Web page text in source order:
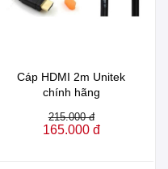
Cáp HDMI 2m Unitek
chính hãng
215.000 đ
165.000 đ